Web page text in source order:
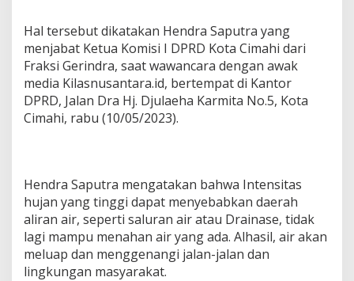
p
u
r
a
B
e
n
T
i
p
s
T
e
Hal tersebut dikatakan Hendra Saputra yang
menjabat Ketua Komisi I DPRD Kota Cimahi dari
Fraksi Gerindra, saat wawancara dengan awak
media Kilasnusantara.id, bertempat di Kantor
DPRD, Jalan Dra Hj. Djulaeha Karmita No.5, Kota
Cimahi, rabu (10/05/2023).
Hendra Saputra mengatakan bahwa Intensitas
hujan yang tinggi dapat menyebabkan daerah
aliran air, seperti saluran air atau Drainase, tidak
lagi mampu menahan air yang ada. Alhasil, air akan
meluap dan menggenangi jalan-jalan dan
lingkungan masyarakat.